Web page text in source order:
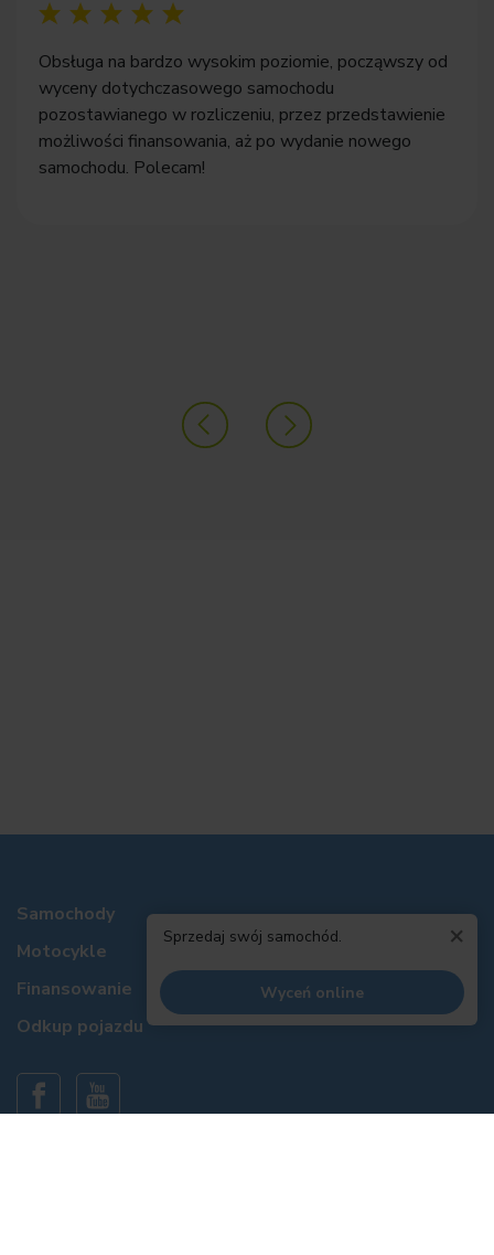
Obsługa na bardzo wysokim poziomie, począwszy od
wyceny dotychczasowego samochodu
pozostawianego w rozliczeniu, przez przedstawienie
możliwości finansowania, aż po wydanie nowego
samochodu. Polecam!
Samochody
Motocykle
Finansowanie
Odkup pojazdu
×
Sprzedaj swój samochód.
Wyceń online